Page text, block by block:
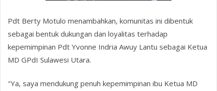
Pdt Berty Motulo menambahkan, komunitas ini dibentuk
sebagai bentuk dukungan dan loyalitas terhadap
kepemimpinan Pdt Yvonne Indria Awuy Lantu sebagai Ketua
MD GPdI Sulawesi Utara.
"Ya, saya mendukung penuh kepemimpinan ibu Ketua MD